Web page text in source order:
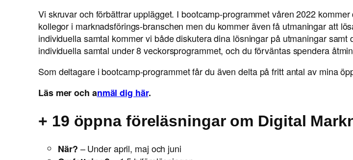
Vi skruvar och förbättrar upplägget. I bootcamp-programmet våren 2022
kollegor i marknadsförings-branschen men du kommer även få utmaningar att
individuella samtal kommer vi både diskutera dina lösningar på utmaningar
individuella samtal under 8 veckorsprogrammet, och du förväntas spendera
Som deltagare i bootcamp-programmet får du även delta på fritt antal av mina
Läs mer och anmäl dig här.
+ 19 öppna föreläsningar om Digital
När? – Under april, maj och juni